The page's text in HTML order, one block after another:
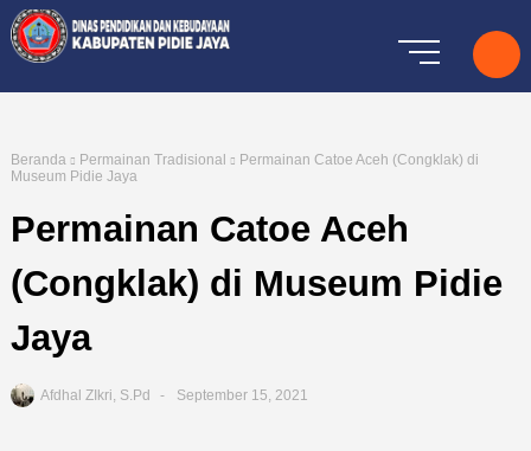
Beranda Permainan Tradisional
Permainan Catoe Aceh (Congklak) di
Museum Pidie Jaya
Permainan Catoe Aceh
(Congklak) di Museum Pidie
Jaya
Afdhal ZIkri, S.Pd September 15, 2021